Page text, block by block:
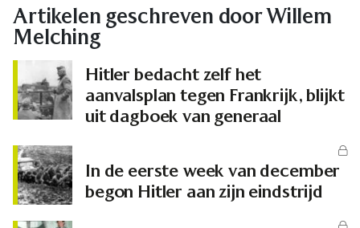
Artikelen geschreven door Willem
Melching
Hitler bedacht zelf het
aanvalsplan tegen Frankrijk, blijkt
uit dagboek van generaal
In de eerste week van december
begon Hitler aan zijn eindstrijd